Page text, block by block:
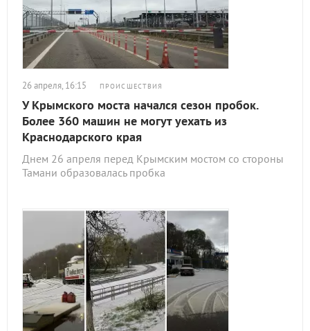
26 апреля, 16:15 ПРОИСШЕСТВИЯ
У Крымского моста начался сезон пробок.
Более 360 машин не могут уехать из
Краснодарского края
Днем 26 апреля перед Крымским мостом со стороны
Тамани образовалась пробка